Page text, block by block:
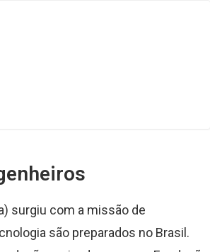
surgiu com a missão de
são preparados no Brasil.